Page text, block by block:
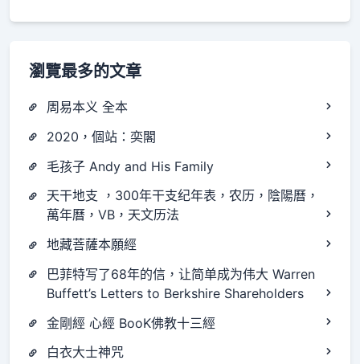
瀏覽最多的文章
周易本义 全本
2020，個站：奕閣
毛孩子 Andy and His Family
天干地支 ，300年干支纪年表，农历，陰陽曆，
萬年曆，VB，天文历法
地藏菩薩本願經
巴菲特写了68年的信，让简单成为伟大 Warren
Buffett’s Letters to Berkshire Shareholders
金剛經 心經 BooK佛教十三經
白衣大士神咒